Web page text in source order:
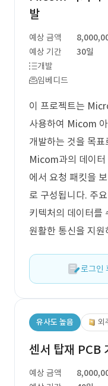
발
예상 금액
예상 기간
30일
개발
임베디드
이 프로젝트는
사용하여 Micom
개발하는 것을 목
Micom과의 데이터
에서 요청 패킷을
로 구성됩니다. 주
키텍처의 데이터를
원활한 통신을 지
로그인
유사도 높음 외
센서 탑재 PCB
예상 금액